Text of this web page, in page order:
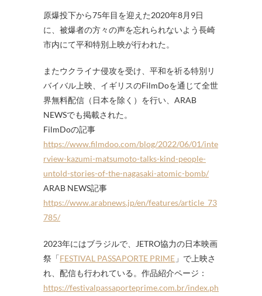
原爆投下から75年目を迎えた2020年8月9日
に、被爆者の方々の声を忘れられないよう長崎
市内にて平和特別上映が行われた。
またウクライナ侵攻を受け、平和を祈る特別リ
バイバル上映、イギリスのFilmDoを通じて全世
界無料配信（日本を除く）を行い、ARAB
NEWSでも掲載された。
FilmDoの記事
https://www.filmdoo.com/blog/2022/06/01/inte
rview-kazumi-matsumoto-talks-kind-people-
untold-stories-of-the-nagasaki-atomic-bomb/
ARAB NEWS記事
https://www.arabnews.jp/en/features/article_73
785/
2023年にはブラジルで、JETRO協力の日本映画
祭「FESTIVAL PASSAPORTE PRIME 」で上映さ
れ、配信も行われている。作品紹介ページ：
https://festivalpassaporteprime.com.br/index.ph